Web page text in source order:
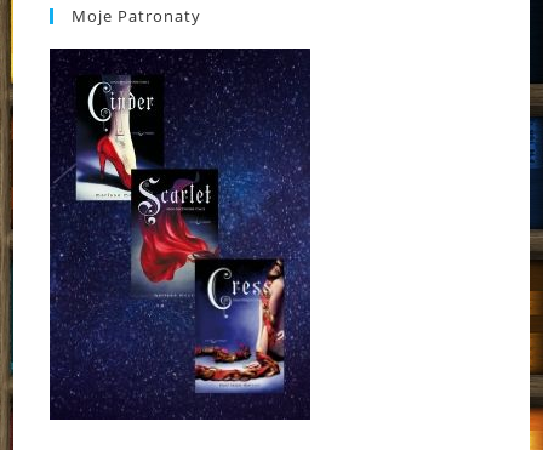
Moje Patronaty